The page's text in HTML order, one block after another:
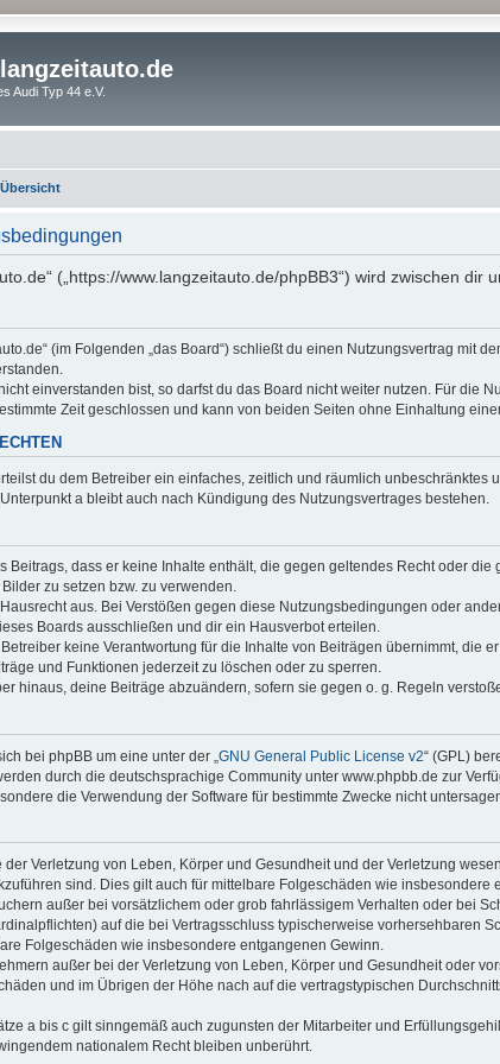
Audi Typ 44 e.V.
(„https://www.langzeitauto.de/phpBB3“) wird zwischen
(im Folgenden „das Board“) schließt du einen Nutzungsvertrag mit
einverstanden bist, so darfst du das Board nicht weiter nutzen. Für die
Zeit geschlossen und kann von beiden Seiten ohne Einhaltung
du dem Betreiber ein einfaches, zeitlich und räumlich
a bleibt auch nach Kündigung des Nutzungsvertrages bestehen.
Beitrags, dass er keine Inhalte enthält, die gegen geltendes Recht oder
zu setzen bzw. zu verwenden.
aus. Bei Verstößen gegen diese Nutzungsbedingungen oder
Boards ausschließen und dir ein Hausverbot erteilen.
keine Verantwortung für die Inhalte von Beiträgen übernimmt, die
und Funktionen jederzeit zu löschen oder zu sperren.
hinaus, deine Beiträge abzuändern, sofern sie gegen o. g. Regeln
bei phpBB um eine unter der „ GNU General Public License v2“ (GPL)
durch die deutschsprachige Community unter www.phpbb.de zur
die Verwendung der Software für bestimmte Zwecke nicht
der Verletzung von Leben, Körper und Gesundheit und der Verletzung
sind. Dies gilt auch für mittelbare Folgeschäden wie insbesondere
außer bei vorsätzlichem oder grob fahrlässigem Verhalten oder bei
auf die bei Vertragsschluss typischerweise vorhersehbaren
Folgeschäden wie insbesondere entgangenen Gewinn.
außer bei der Verletzung von Leben, Körper und Gesundheit oder
und im Übrigen der Höhe nach auf die vertragstypischen
a bis c gilt sinngemäß auch zugunsten der Mitarbeiter und
nationalem Recht bleiben unberührt.